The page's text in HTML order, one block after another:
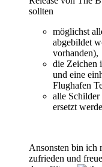
sollten
möglichst
abgebildet
vorhanden),
die Zeichen
und eine
Flughafen
alle Schilder
ersetzt
Ansonsten bin ich
zufrieden und